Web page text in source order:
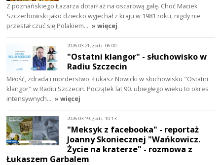
Z poznańskiego Łazarza dotarł aż na oscarową galę. Choć Maciek
Szczerbowski jako dziecko wyjechał z kraju w 1981 roku, nigdy nie
przestał czuć się Polakiem… » więcej
2026-03-21, godz. 06:00
"Ostatni klangor" - słuchowisko w
Radiu Szczecin
Miłość, zdrada i morderstwo. Łukasz Nowicki w słuchowisku "Ostatni
klangor" w Radiu Szczecin. Początek lat 90. ubiegłego wieku to okres
intensywnych… » więcej
2026-03-19, godz. 10:13
"Meksyk z facebooka" - reportaż
Joanny Skoniecznej "Wańkowicz.
Życie na kraterze" - rozmowa z
Łukaszem Garbalem